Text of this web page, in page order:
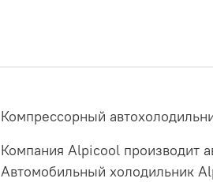
Компрессорный
Компания Alpicool производит
Автомобильный холодильник